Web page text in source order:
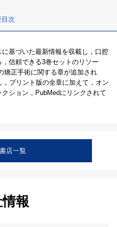
目次
基づいた最新情報を収載し，口腔
信頼できる3巻セットのリソー
矯正手術に関する章が追加され
プリント版の全章に加えて，オン
ション，PubMedにリンクされて
店一覧
報